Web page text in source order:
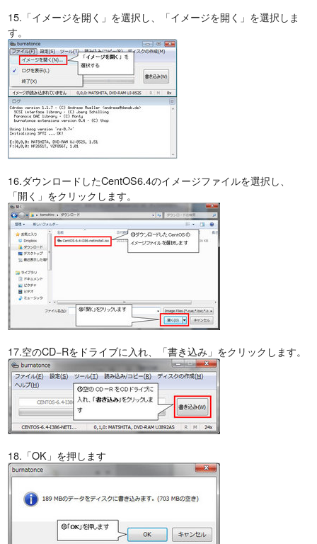
15.「イメージを開く」を選択し、「イメージを開く」を選択しま
す。
16.ダウンロードしたCentOS6.4のイメージファイルを選択し、
「開く」をクリックします。
17.空のCD−Rをドライブに入れ、「書き込み」をクリックします。
18.「OK」を押します